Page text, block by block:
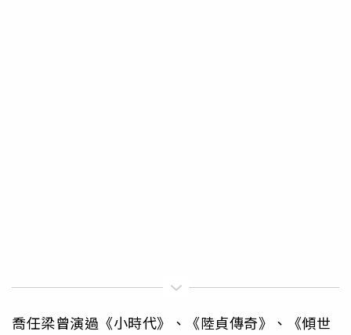
喬任梁曾演過《小時代》、《陸貞傳奇》、《傾世